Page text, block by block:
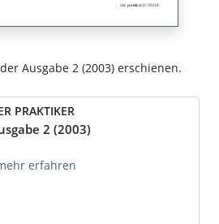
Ausgabe 2 (2003) erschienen.
PRAKTIKER
2 (2003)
erfahren